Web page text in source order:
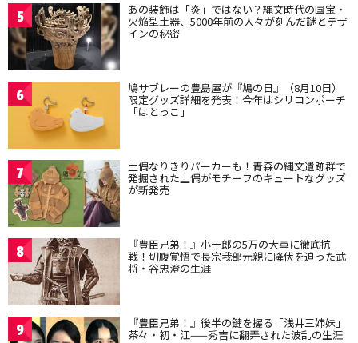
5 あの装飾は「炎」ではない？縄文時代の国宝・
火焔型土器、5000年前の人々が刻んだ謎とデザ
インの秘密
6 鳩サブレーの豊島屋が『鳩の日』（8月10日）
限定グッズ詳細を発表！今年はシリコンポーチ
「はとっこ」
7 土偶なりきりパーカーも！青森の縄文遺跡群で
発掘された土偶がモチーフのキュートなグッズ
が新発売
8 『豊臣兄弟！』小一郎の5万の大軍に徹底抗
戦！切腹覚悟で長宗我部元親に降伏を迫った武
将・谷忠澄の生涯
9 『豊臣兄弟！』後半の鍵を握る「浅井三姉妹」
茶々・初・江——秀吉に翻弄された波乱の生涯